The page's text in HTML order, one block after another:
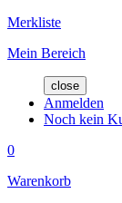
Merkliste
Mein Bereich
close
Anmelden
Noch kein
0
Warenkorb